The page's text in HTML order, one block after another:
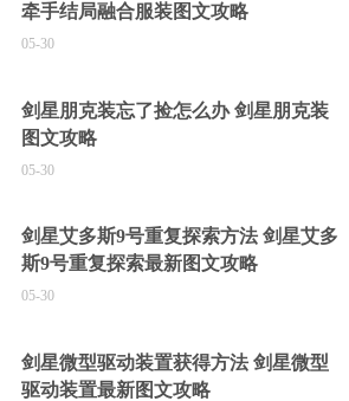
牵手结局融合服装图文攻略
05-30
剑星朋克装忘了捡怎么办 剑星朋克装
图文攻略
05-30
剑星艾多斯9号重复探索方法 剑星艾多
斯9号重复探索最新图文攻略
05-30
剑星微型驱动装置获得方法 剑星微型
驱动装置最新图文攻略